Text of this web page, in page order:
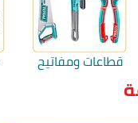
قطاعات ومفاتيح